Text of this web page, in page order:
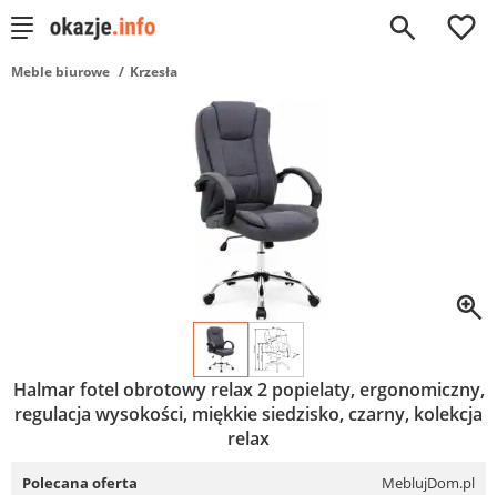
0
Meble biurowe Krzesła
Halmar fotel obrotowy relax 2 popielaty, ergonomiczny,
regulacja wysokości, miękkie siedzisko, czarny, kolekcja
relax
Polecana oferta MeblujDom.pl